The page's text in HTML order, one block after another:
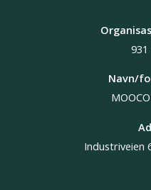
931
Navn/
Industriveien